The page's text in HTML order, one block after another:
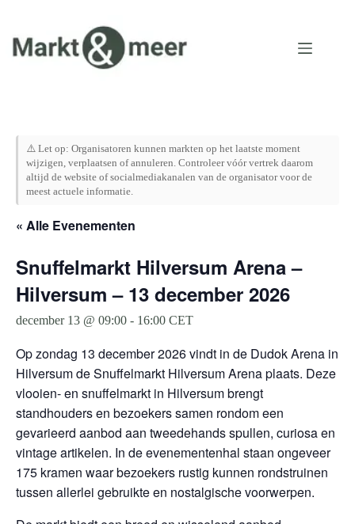
inhoud
⚠️ Let op: Organisatoren kunnen markten op het laatste moment
wijzigen, verplaatsen of annuleren. Controleer vóór vertrek daarom
altijd de website of socialmediakanalen van de organisator voor de
meest actuele informatie.
« Alle Evenementen
Snuffelmarkt Hilversum Arena –
Hilversum – 13 december 2026
december 13 @ 09:00 - 16:00 CET
Op zondag 13 december 2026 vindt in de Dudok Arena in
Hilversum de Snuffelmarkt Hilversum Arena plaats. Deze
vlooien- en snuffelmarkt in Hilversum brengt
standhouders en bezoekers samen rondom een
gevarieerd aanbod aan tweedehands spullen, curiosa en
vintage artikelen. In de evenementenhal staan ongeveer
175 kramen waar bezoekers rustig kunnen rondstruinen
tussen allerlei gebruikte en nostalgische voorwerpen.